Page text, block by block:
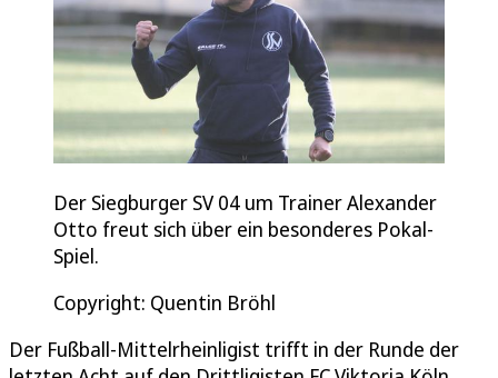
Der Siegburger SV 04 um Trainer Alexander
Otto freut sich über ein besonderes Pokal-
Spiel.
Copyright: Quentin Bröhl
Der Fußball-Mittelrheinligist trifft in der Runde der